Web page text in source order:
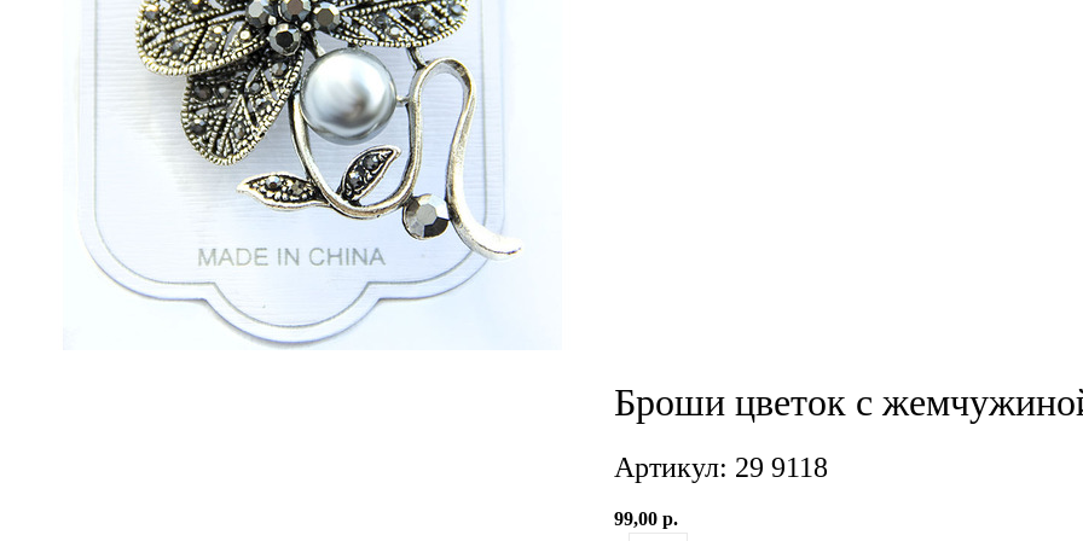
Броши цветок с
Артикул: 29 9118
99,00 р.